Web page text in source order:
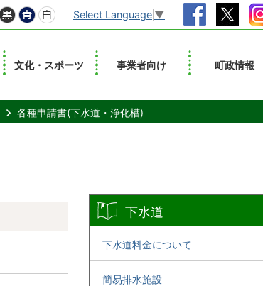
Select Language ▼
文化・スポーツ 事業者向け 町政情報
各種申請書(下水道・浄化槽)
下水道
下水道料金について
簡易排水施設